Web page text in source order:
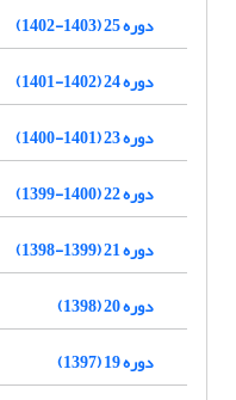
دوره 25 (1403-1402)
دوره 24 (1402-1401)
دوره 23 (1401-1400)
دوره 22 (1400-1399)
دوره 21 (1399-1398)
دوره 20 (1398)
دوره 19 (1397)